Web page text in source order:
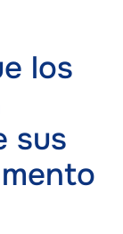
los
sus